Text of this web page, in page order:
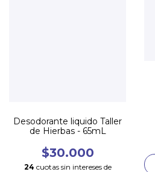
Desodorante liquido Taller
de Hierbas - 65mL
$30.000
24 cuotas sin intereses de